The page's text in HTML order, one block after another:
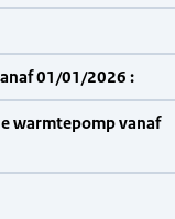
01/01/2026 :
warmtepomp vanaf